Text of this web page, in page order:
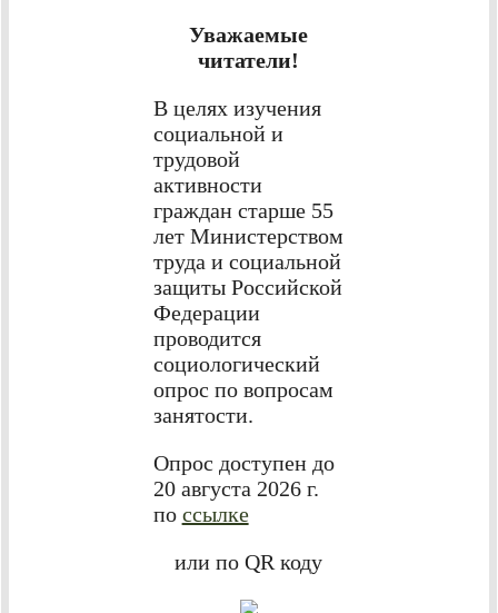
Уважаемые
читатели!
В целях изучения
социальной и
трудовой
активности
граждан старше 55
лет Министерством
труда и социальной
защиты Российской
Федерации
проводится
социологический
опрос по вопросам
занятости.
Опрос доступен до
20 августа 2026 г.
по ссылке
или по QR коду